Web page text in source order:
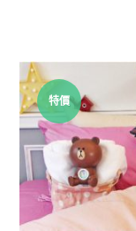
特價